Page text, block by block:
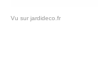
Vu sur jardideco.fr